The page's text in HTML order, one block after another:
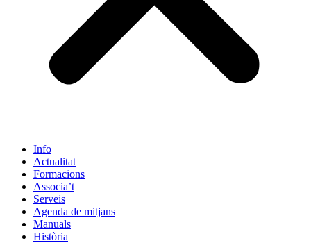
Info
Actualitat
Formacions
Associa’t
Serveis
Agenda de mitjans
Manuals
Història